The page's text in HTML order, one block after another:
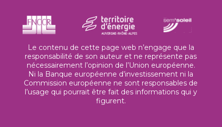
Le contenu de cette page web n’engage que la
responsabilité de son auteur et ne représente pas
nécessairement l’opinion de l’Union européenne.
Ni la Banque européenne d’investissement ni la
Commission européenne ne sont responsables de
l’usage qui pourrait être fait des informations qui y
figurent.